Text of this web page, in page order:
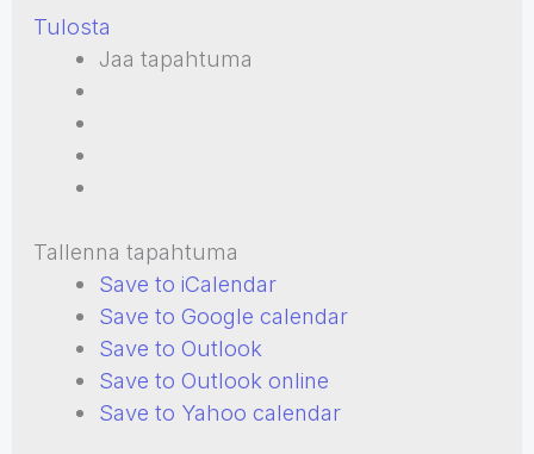
Tulosta
Jaa tapahtuma
Tallenna tapahtuma
Save to iCalendar
Save to Google calendar
Save to Outlook
Save to Outlook online
Save to Yahoo calendar